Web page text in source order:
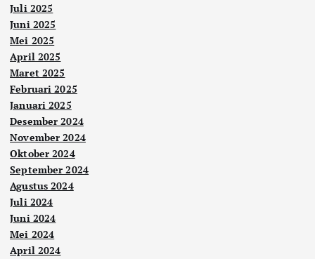
Juli 2025
Juni 2025
Mei 2025
April 2025
Maret 2025
Februari 2025
Januari 2025
Desember 2024
November 2024
Oktober 2024
September 2024
Agustus 2024
Juli 2024
Juni 2024
Mei 2024
April 2024